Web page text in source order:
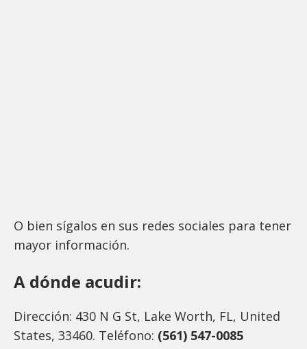
O bien sígalos en sus redes sociales para tener
mayor información.
A dónde acudir:
Dirección: 430 N G St, Lake Worth, FL, United
States, 33460. Teléfono: (561) 547-0085